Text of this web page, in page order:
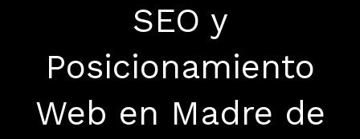
SEO y
Posicionamiento
Web en Madre de